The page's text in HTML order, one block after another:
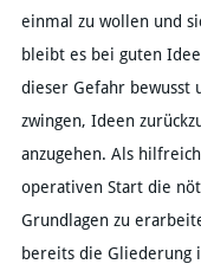
einmal zu wollen und
bleibt es bei guten
dieser Gefahr bewusst
zwingen, Ideen
anzugehen. Als
operativen Start die
Grundlagen zu
bereits die Gliederung